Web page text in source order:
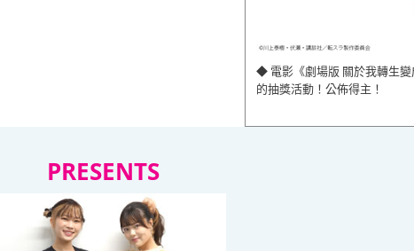
◆ 電影《劇場版 關於我轉生變
的抽獎活動！公佈得主！
PRESENTS